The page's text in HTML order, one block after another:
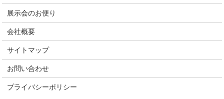
展示会のお便り
会社概要
サイトマップ
お問い合わせ
プライバシーポリシー